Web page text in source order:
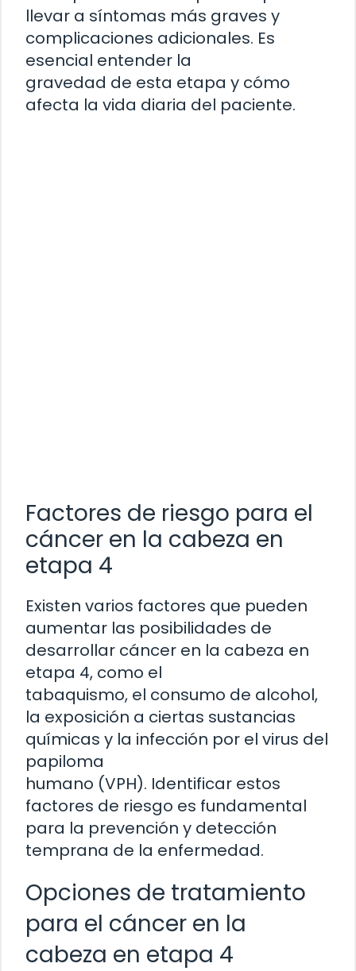
llevar a síntomas más graves y
complicaciones adicionales. Es
esencial entender la
gravedad de esta etapa y cómo
afecta la vida diaria del paciente.
Factores de riesgo para el
cáncer en la cabeza en
etapa 4
Existen varios factores que pueden
aumentar las posibilidades de
desarrollar cáncer en la cabeza en
etapa 4, como el
tabaquismo, el consumo de alcohol,
la exposición a ciertas sustancias
químicas y la infección por el virus del
papiloma
humano (VPH). Identificar estos
factores de riesgo es fundamental
para la prevención y detección
temprana de la enfermedad.
Opciones de tratamiento
para el cáncer en la
cabeza en etapa 4